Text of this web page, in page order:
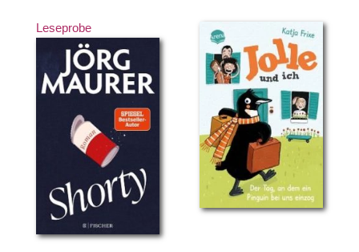
Leseprobe